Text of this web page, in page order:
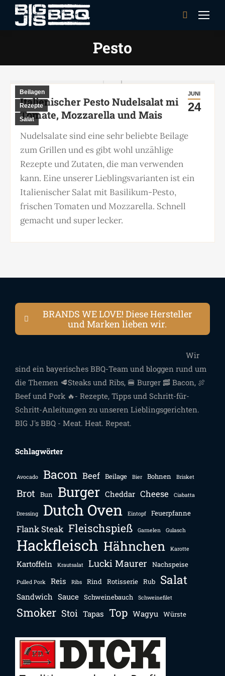
Search:
Pesto
JUNI
24
Beilagen
Rezepte
Salat
Italienischer Pesto Nudelsalat mit
Tomate, Mozzarella und Mais
Nudelsalate sind eine sehr beliebte Beilage
zum Grillen und es gibt wohl unzählige
Rezepte und Zutaten, die man verwenden
kann. Eine unserer Lieblingsvarianten ist ein
Italienischer Salat mit Basilikum-Pesto,
frischen Tomaten und Mozzarella. Schnell
gemacht und super lecker.
BRANDS WE LOVE! Diese Hersteller
und Marken lieben wir.
Wir
sind ein bayerisches BBQ-Team und bloggen rund um
die Themen 🥩Steaks und Ribs, 🍔 Burger 🥓 Bacon, 🍖
Beef und Pork 🔥- Rezepte, Tipps und Schritt-für-
Schritt-Anleitungen zu unseren Lieblingsgerichten.
BIG J's BBQ - Meat. Heat. Repeat.
Schlagwörter
Avocado Bacon Beef Beilage Bier Bohnen Brisket
Brot Bun Burger Cheddar Cheese Ciabatta
Dressing Dutch Oven Eintopf Feuerpfanne
Flank Steak Fleischspieß Garnelen Gulasch
Hackfleisch Hähnchen Karotte
Kartoffeln Krautsalat Lucki Maurer Nachspeise
Pulled Pork Reis Ribs Rind Rotisserie Rub Salat
Sandwich Sauce Schweinebauch Schweinefilet
Smoker Stoi Tapas Top Wagyu Würste